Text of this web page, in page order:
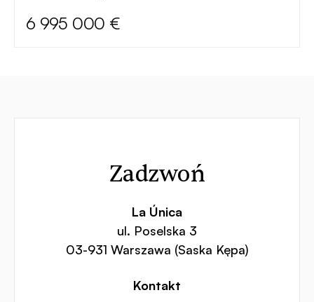
6 995 000 €
Zadzwoń
La Única
ul. Poselska 3
03-931 Warszawa (Saska Kępa)
Kontakt